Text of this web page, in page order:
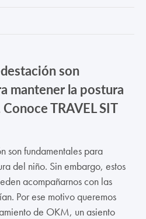
son
mantener la postura
TRAVEL SIT
son fundamentales para
del niño. Sin embargo, estos
acompañarnos con las
Por ese motivo queremos
de OKM, un asiento